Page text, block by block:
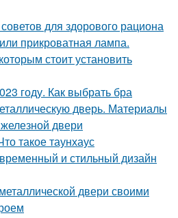
для здорового рациона
прикроватная лампа.
стоит установить
году. Как выбрать бра
дверь. Материалы
двери
такое таунхаус
и стильный дизайн
двери своими